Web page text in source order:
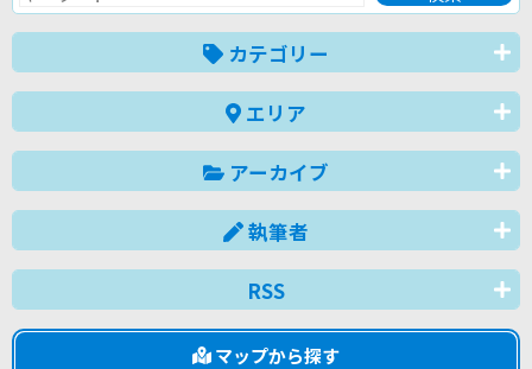
カテゴリー
エリア
アーカイブ
執筆者
RSS
マップから探す